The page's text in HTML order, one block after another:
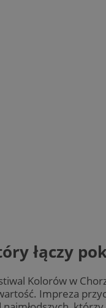
łączy
Kolorów w
Impreza